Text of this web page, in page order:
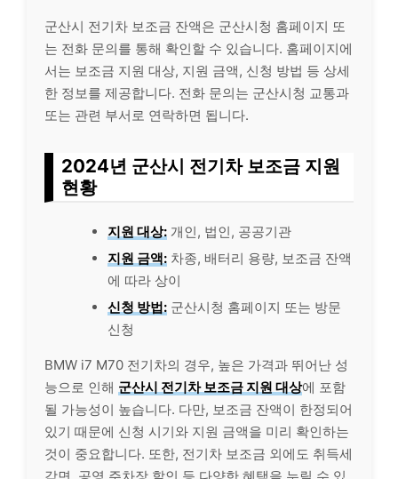
군산시 전기차 보조금 잔액은 군산시청 홈페이지 또
는 전화 문의를 통해 확인할 수 있습니다. 홈페이지에
서는 보조금 지원 대상, 지원 금액, 신청 방법 등 상세
한 정보를 제공합니다. 전화 문의는 군산시청 교통과
또는 관련 부서로 연락하면 됩니다.
2024년 군산시 전기차 보조금 지원
현황
지원 대상: 개인, 법인, 공공기관
지원 금액: 차종, 배터리 용량, 보조금 잔액
에 따라 상이
신청 방법: 군산시청 홈페이지 또는 방문
신청
BMW i7 M70 전기차의 경우, 높은 가격과 뛰어난 성
능으로 인해 군산시 전기차 보조금 지원 대상에 포함
될 가능성이 높습니다. 다만, 보조금 잔액이 한정되어
있기 때문에 신청 시기와 지원 금액을 미리 확인하는
것이 중요합니다. 또한, 전기차 보조금 외에도 취득세